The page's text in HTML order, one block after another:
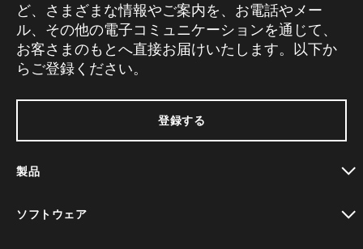
ど、さまざまな情報やご案内を、お電話やメー
ル、その他の電子コミュニケーションを通じて、
お客さまのもとへ直接お届けいたします。以下か
らご登録ください。
登録する
製品
ソフトウェア